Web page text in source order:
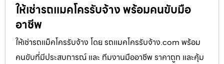
ให้เช่ารถแมคโครรับจ้าง พร้อมคนขับมือ
อาชีพ
ให้เช่ารถแม็คโครรับจ้าง โดย รถแมคโครรับจ้าง.com พร้อม
คนขับที่มีประสบการณ์ และ ทีมงานมืออาชีพ ราคาถูก และคุ้ม